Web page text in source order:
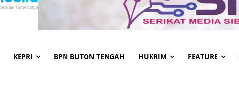
KEPRI BPN BUTON TENGAH HUKRIM FEATURE